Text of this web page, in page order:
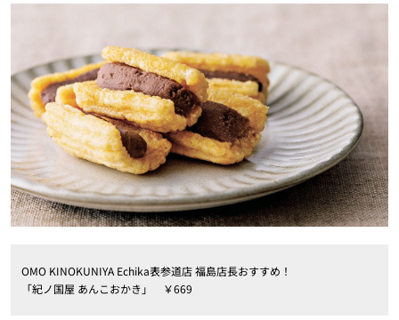
OMO KINOKUNIYA Echika表参道店 福島店長おすすめ！
「紀ノ国屋 あんこおかき」 ￥669